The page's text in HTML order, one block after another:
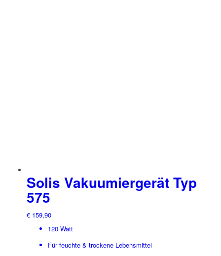
Solis Vakuumiergerät Typ
575
€159,90
120 Watt
Für feuchte & trockene Lebensmittel